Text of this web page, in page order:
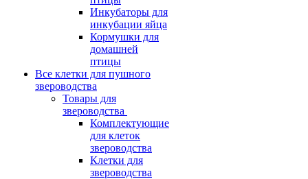
Инкубаторы для
инкубации яйца
Кормушки для
домашней
птицы
Все клетки для пушного
звероводства
Товары для
звероводства
Комплектующие
для клеток
звероводства
Клетки для
звероводства